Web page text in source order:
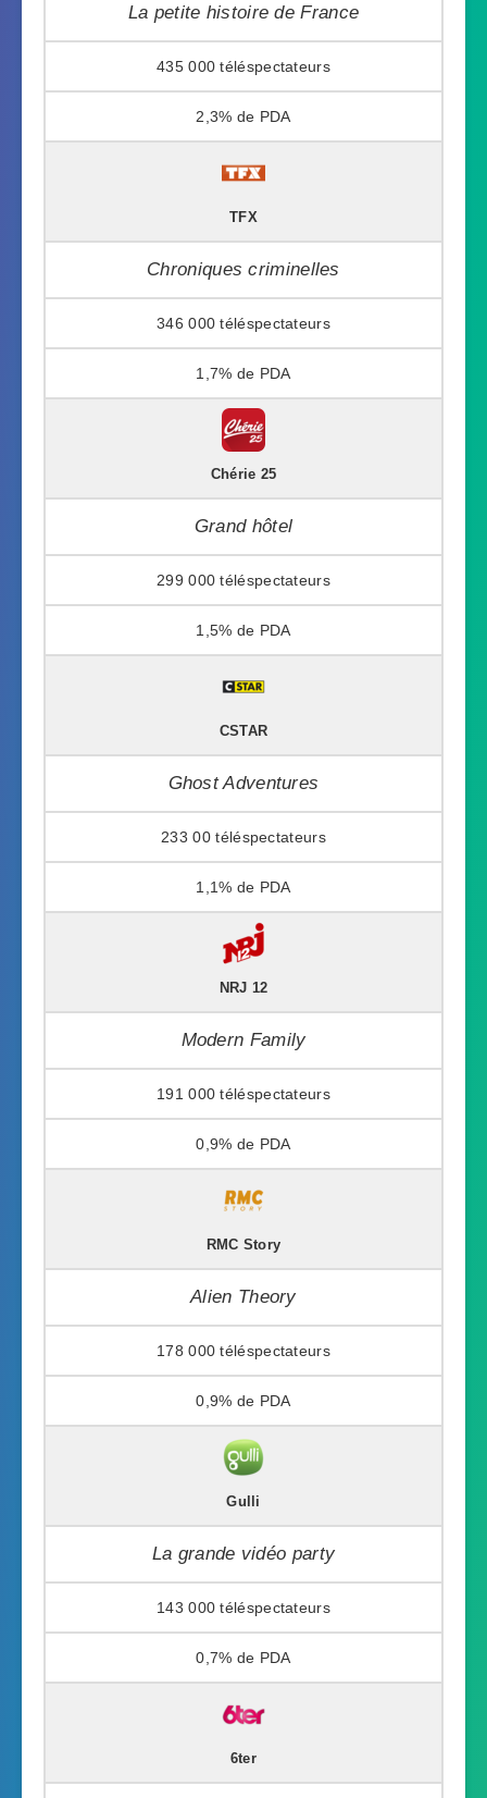
La petite histoire de France
435 000
2,3%
TFX
Chroniques criminelles
346 000
1,7%
Chérie 25
Grand hôtel
299 000
1,5%
CSTAR
Ghost Adventures
233 00
1,1%
NRJ 12
Modern Family
191 000
0,9%
RMC Story
Alien Theory
178 000
0,9%
Gulli
La grande vidéo party
143 000
0,7%
6ter